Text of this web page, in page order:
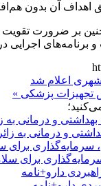
آن بدون
بر ضرورت تقویت
برنامه‌های
شهری اعلام شد
تجهیزات پزشکی »
برای